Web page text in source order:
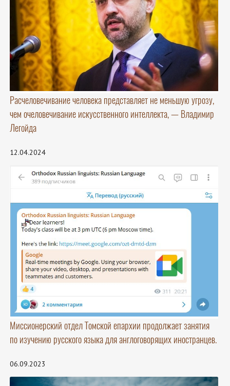
Расчеловечивание человека представляет не меньшую угрозу,
чем очеловечивание искусственного интеллекта, — Владимир
Легойда
12.04.2024
Миссионерский отдел Томской епархии продолжает занятия
по изучению русского языка для англоговорящих иностранцев.
06.09.2023